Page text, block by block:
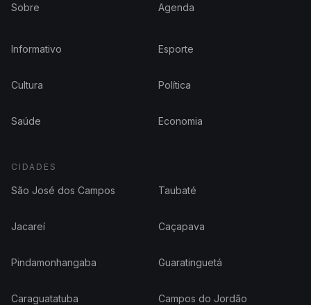
Sobre Agenda
Informativo Esporte
Cultura Política
Saúde Economia
CIDADES
São José dos Campos Taubaté
Jacareí Caçapava
Pindamonhangaba Guaratinguetá
Caraguatatuba Campos do Jordão